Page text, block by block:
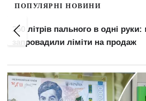
ПОПУЛЯРНІ НОВИНИ
250 літрів пального в одні
запровадили ліміти на продаж